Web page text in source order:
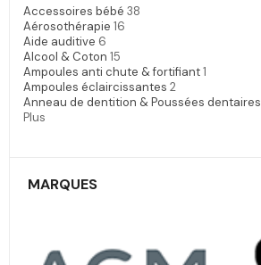
Accessoires bébé 38
Aérosothérapie 16
Aide auditive 6
Alcool & Coton 15
Ampoules anti chute & fortifiant1
Ampoules éclaircissantes 2
Anneau de dentition & Poussées dentaires
Plus
MARQUES